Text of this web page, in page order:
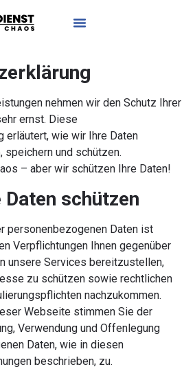
nehmen wir den Schutz Ihrer
ernst. Diese
erläutert, wie wir Ihre Daten
speichern und schützen.
– aber wir schützen Ihre Daten!
schützen
personenbezogenen Daten ist
Verpflichtungen Ihnen gegenüber
unsere Services bereitzustellen,
zu schützen sowie rechtlichen
nachzukommen.
Webseite stimmen Sie der
Verwendung und Offenlegung
Daten, wie in diesen
beschrieben, zu.